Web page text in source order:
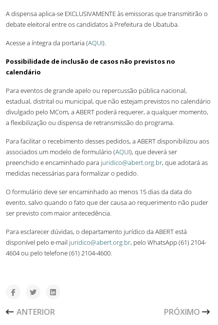
A dispensa aplica-se EXCLUSIVAMENTE às emissoras que transmitirão o
debate eleitoral entre os candidatos à Prefeitura de Ubatuba.
Acesse a íntegra da portaria (AQUI).
Possibilidade de inclusão de casos não previstos no
calendário
Para eventos de grande apelo ou repercussão pública nacional,
estadual, distrital ou municipal, que não estejam previstos no calendário
divulgado pelo MCom, a ABERT poderá requerer, a qualquer momento,
a flexibilização ou dispensa de retransmissão do programa.
Para facilitar o recebimento desses pedidos, a ABERT disponibilizou aos
associados um modelo de formulário (AQUI), que deverá ser
preenchido e encaminhado para juridico@abert.org.br, que adotará as
medidas necessárias para formalizar o pedido.
O formulário deve ser encaminhado ao menos 15 dias da data do
evento, salvo quando o fato que der causa ao requerimento não puder
ser previsto com maior antecedência.
Para esclarecer dúvidas, o departamento jurídico da ABERT está
disponível pelo e-mail juridico@abert.org.br, pelo WhatsApp (61) 2104-
4604ou pelo telefone(61) 2104-4600.
ARTIGO ANTERIOR: MENSAGEM DO PRESIDENTE DA
ANTERIOR PRÓXIMO
PRÓXIMO